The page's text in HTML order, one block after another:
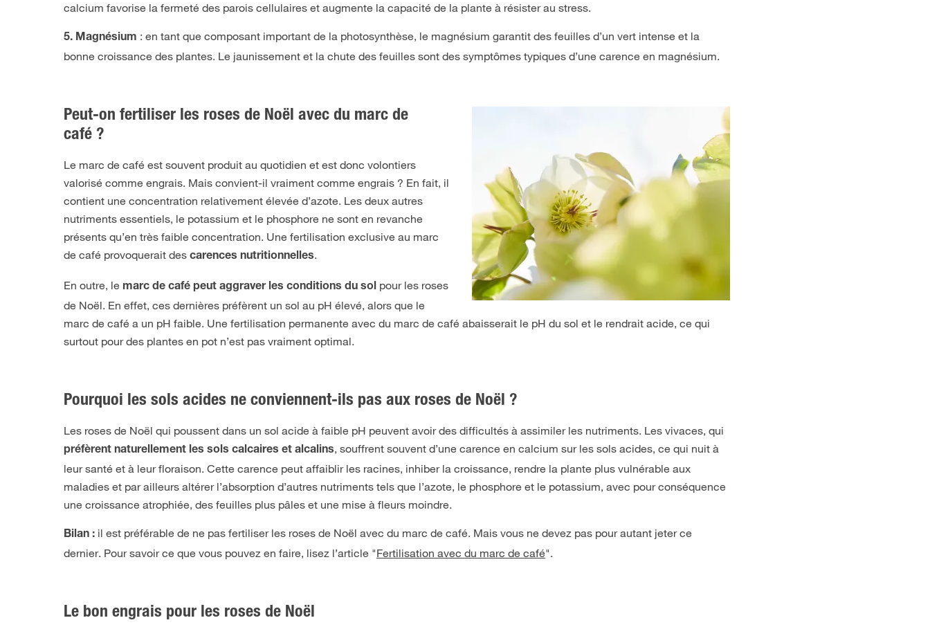
calcium favorise la fermeté des parois cellulaires et augmente la capacité de la plante à résister au stress.
5. Magnésium : en tant que composant important de la photosynthèse, le magnésium garantit des feuilles d’un vert intense et la
bonne croissance des plantes. Le jaunissement et la chute des feuilles sont des symptômes typiques d’une carence en magnésium.
Peut-on fertiliser les roses de Noël avec du marc de
café ?
Le marc de café est souvent produit au quotidien et est donc volontiers
valorisé comme engrais. Mais convient-il vraiment comme engrais ? En fait, il
contient une concentration relativement élevée d’azote. Les deux autres
nutriments essentiels, le potassium et le phosphore ne sont en revanche
présents qu’en très faible concentration. Une fertilisation exclusive au marc
de café provoquerait des carences nutritionnelles.
En outre, le marc de café peut aggraver les conditions du sol pour les roses
de Noël. En effet, ces dernières préfèrent un sol au pH élevé, alors que le
marc de café a un pH faible. Une fertilisation permanente avec du marc de café abaisserait le pH du sol et le rendrait acide, ce qui
surtout pour des plantes en pot n’est pas vraiment optimal.
Pourquoi les sols acides ne conviennent-ils pas aux roses de Noël ?
Les roses de Noël qui poussent dans un sol acide à faible pH peuvent avoir des difficultés à assimiler les nutriments. Les vivaces, qui
préfèrent naturellement les sols calcaires et alcalins, souffrent souvent d’une carence en calcium sur les sols acides, ce qui nuit à
leur santé et à leur floraison. Cette carence peut affaiblir les racines, inhiber la croissance, rendre la plante plus vulnérable aux
maladies et par ailleurs altérer l’absorption d’autres nutriments tels que l’azote, le phosphore et le potassium, avec pour conséquence
une croissance atrophiée, des feuilles plus pâles et une mise à fleurs moindre.
Bilan : il est préférable de ne pas fertiliser les roses de Noël avec du marc de café. Mais vous ne devez pas pour autant jeter ce
dernier. Pour savoir ce que vous pouvez en faire, lisez l’article "Fertilisation avec du marc de café".
Le bon engrais pour les roses de Noël